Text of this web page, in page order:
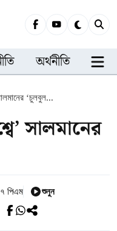
অর্থনীতি
‘চুলবুল...
সালমানের
পিএম শুনুন